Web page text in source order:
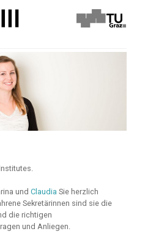
und Claudia Sie herzlich
Sekretärinnen sind sie die
die richtigen
und Anliegen.